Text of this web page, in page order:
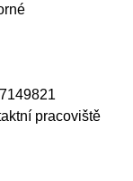
pracoviště